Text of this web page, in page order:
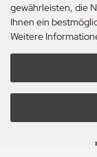
Alle Preise inkl.
Musikdeko4u © 2026 |
gewährleisten, die
Ihnen ein
Weitere